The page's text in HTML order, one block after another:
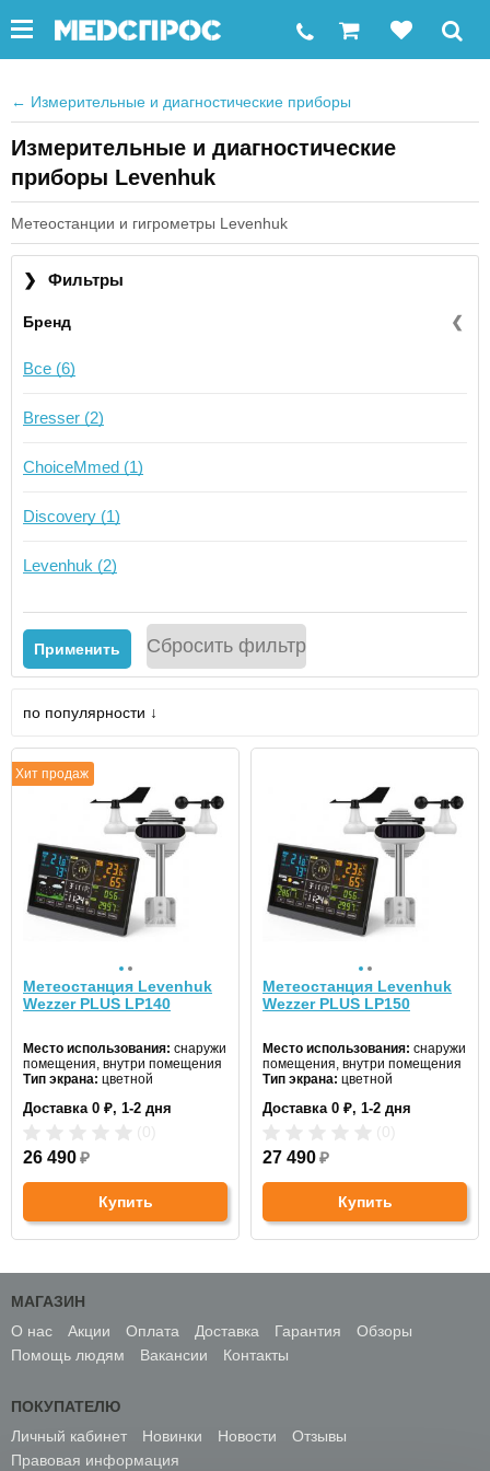
← Измерительные и диагностические приборы
Измерительные и диагностические
приборы Levenhuk
Метеостанции и гигрометры Levenhuk
❯ Фильтры
Бренд ❮
Все (6)
Bresser (2)
ChoiceMmed (1)
Discovery (1)
Levenhuk (2)
Применить Сбросить фильтр
по популярности ↓
Хит продаж
Метеостанция Levenhuk
Wezzer PLUS LP140
Место использования: снаружи
помещения, внутри помещения
Тип экрана: цветной
прямой видимости)
Доставка 0 ₽, 1-2 дня
26 490₽
Купить
Метеостанция Levenhuk
Wezzer PLUS LP150
Место использования: снаружи
помещения, внутри помещения
Тип экрана: цветной
прямой видимости)
Доставка 0 ₽, 1-2 дня
27 490₽
Купить
МАГАЗИН
О нас
Акции Оплата Доставка Гарантия
Обзоры
Помощь людям
Вакансии Контакты
ПОКУПАТЕЛЮ
Личный кабинет
Новинки Новости
Отзывы
Правовая информация